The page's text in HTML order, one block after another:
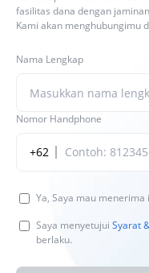
fasilitas dana dengan
Kami akan menghubungimu
Nama Lengkap
Nomor Handphone
+62
Ya, Saya mau
Saya menyetujui Syarat
berlaku.